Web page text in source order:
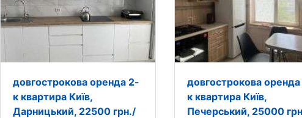
довгострокова оренда 2-
к квартира Київ,
Дарницький, 22500 грн./
довгострокова
к квартира Київ,
Печерський, 25000